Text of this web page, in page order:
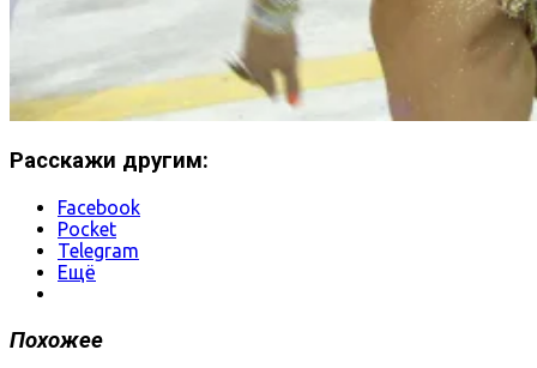
Расскажи другим:
Facebook
Pocket
Telegram
Ещё
Похожее